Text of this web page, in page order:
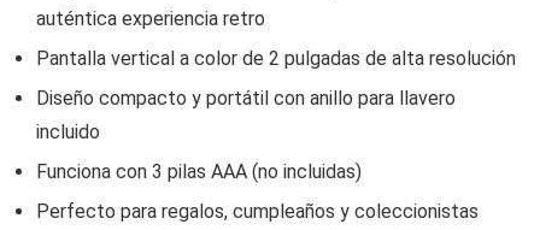
auténtica experiencia retro
Pantalla vertical a color de 2 pulgadas de alta resolución
Diseño compacto y portátil con anillo para llavero
incluido
Funciona con 3 pilas AAA (no incluidas)
Perfecto para regalos, cumpleaños y coleccionistas